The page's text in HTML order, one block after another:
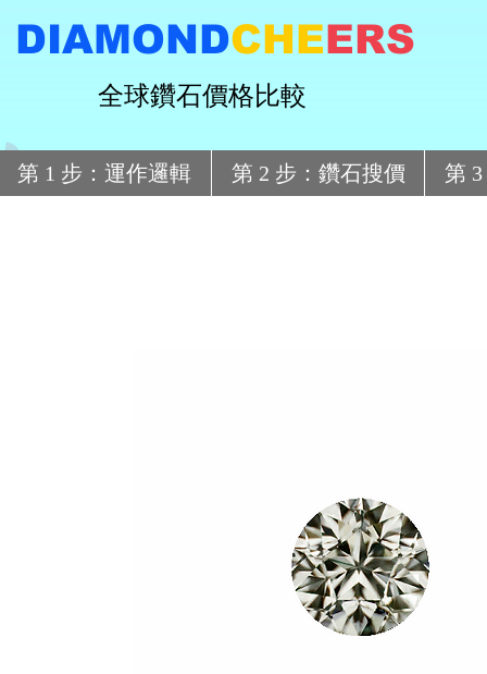
DIAMONDCHEERS
全球鑽石價格比較
第 1 步：運作邏輯 第 2 步：鑽石搜價 第